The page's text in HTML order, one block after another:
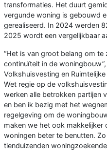
transformaties. Het duurt
vergunde woning is gebouwd
gerealiseerd. In 2024 werden
2025 wordt een vergelijkbaar
“Het is van groot belang om
continuïteit in de
Volkshuisvesting en
Wet regie op de
werken alle betrokken partijen
en ben ik bezig met het
regelgeving om de
maken we het ook makkelijker
woningen beter te benutten.
tienduizenden